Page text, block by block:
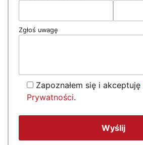
Zgłoś uwagę
Zapoznałem się i akceptuję
Prywatności.